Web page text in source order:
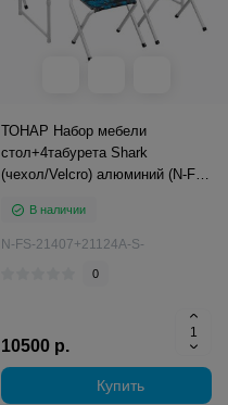
ТОНАР Набор мебели
стол+4табурета Shark
(чехол/Velcro) алюминий (N-FS-
В наличии
N-FS-21407+21124A-S-
0
10500 р.
Купить